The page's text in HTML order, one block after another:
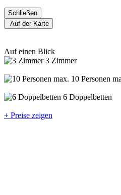
Schließen
Auf der Karte
Auf einen Blick
3 Zimmer
10 Personen
6 Doppelbetten
+ Preise zeigen